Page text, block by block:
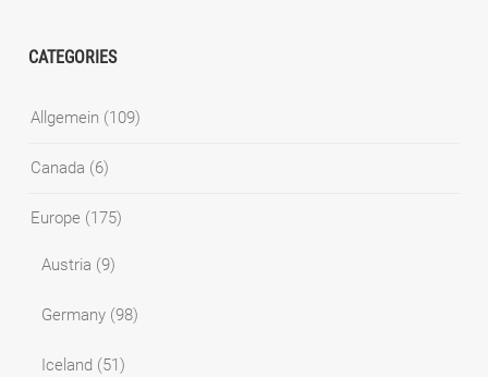
CATEGORIES
Allgemein (109)
Canada (6)
Europe (175)
Austria (9)
Germany (98)
Iceland (51)